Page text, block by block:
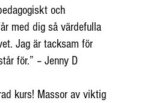
och
med dig så värdefulla
Jag är tacksam för
för.” – Jenny D
kurs! Massor av viktig